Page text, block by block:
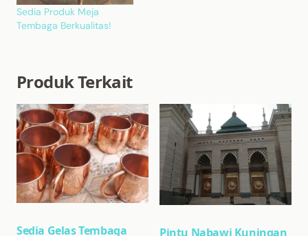
Sedia Produk Meja
Tembaga Berkualitas!
Produk Terkait
Sedia Gelas Tembaga Pintu Nabawi Kuningan